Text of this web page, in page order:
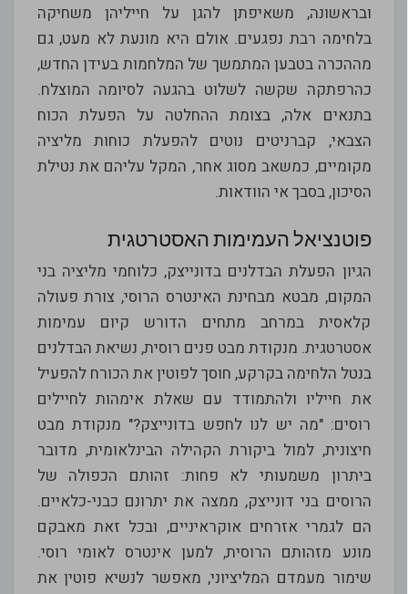
ובראשונה, משאיפתן להגן על חייליהן משחיקה
בלחימה רבת נפגעים. אולם היא מונעת לא מעט, גם
מההכרה בטבען המתמשך של המלחמות בעידן החדש,
כהרפתקה שקשה לשלוט בהגעה לסיומה המוצלח.
בתנאים אלה, בצומת ההחלטה על הפעלת הכוח
הצבאי, קברניטים נוטים להפעלת כוחות מליציה
מקומיים, כמשאב מסוג אחר, המקל עליהם את נטילת
הסיכון, בסבך אי הוודאות.
פוטנציאל העמימות האסטרטגית
הגיון הפעלת הבדלנים בדונייצק, כלוחמי מליציה בני
המקום, מבטא מבחינת האינטרס הרוסי, צורת פעולה
קלאסית במרחב מתחים הדורש קיום עמימות
אסטרטגית. מנקודת מבט פנים רוסית, נשיאת הבדלנים
בנטל הלחימה בקרקע, חוסך לפוטין את הכורח להפעיל
את חייליו ולהתמודד עם שאלת אימהות לחיילים
רוסים: "מה יש לנו לחפש בדונייצק?" מנקודת מבט
חיצונית, למול ביקורת הקהילה הבינלאומית, מדובר
ביתרון משמעותי לא פחות: זהותם הכפולה של
הרוסים בני דונייצק, ממצה את יתרונם כבני-כלאיים.
הם לגמרי אזרחים אוקראיניים, ובכל זאת מאבקם
מונע מזהותם הרוסית, למען אינטרס לאומי רוסי.
שימור מעמדם המליציוני, מאפשר לנשיא פוטין את